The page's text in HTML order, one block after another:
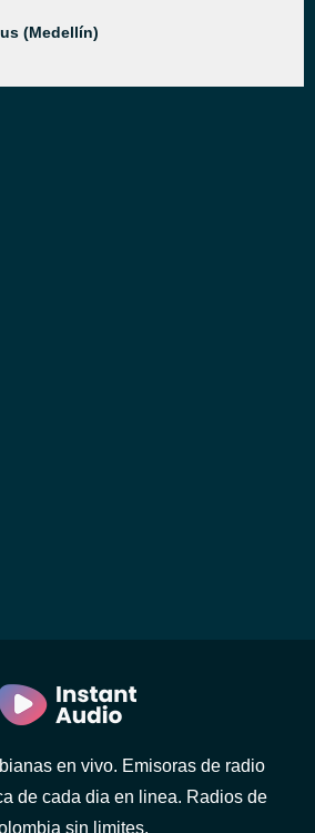
(Medellín)
en vivo. Emisoras de radio
de cada dia en linea. Radios de
sin limites.